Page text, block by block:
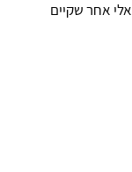
אחר שקיים